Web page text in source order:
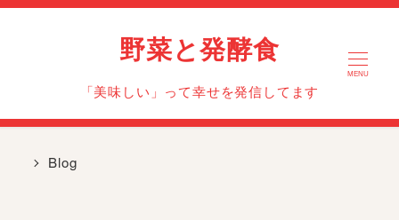
野菜と発酵食
「美味しい」って幸せを発信してます
MENU
Blog